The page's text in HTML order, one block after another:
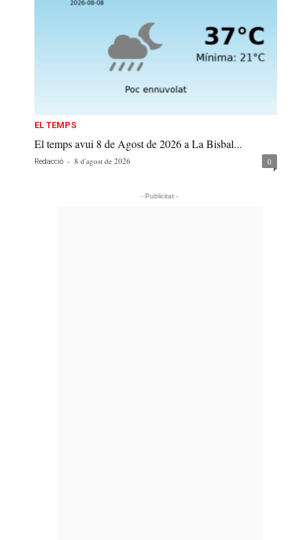
EL TEMPS
El temps avui 8 de Agost de 2026 a La Bisbal...
Redacció - 8 d'agost de 2026 0
- Publicitat -